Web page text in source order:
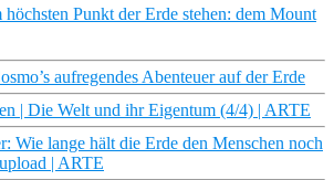
Punkt der Erde stehen: dem Mount
aufregendes Abenteuer auf der Erde
| Die Welt und ihr Eigentum (4/4) | ARTE
Wie lange hält die Erde den Menschen noch
| ARTE